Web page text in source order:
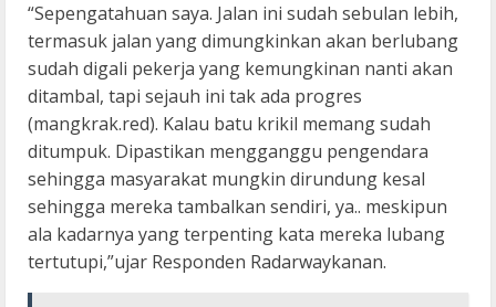
“Sepengatahuan saya. Jalan ini sudah sebulan lebih,
termasuk jalan yang dimungkinkan akan berlubang
sudah digali pekerja yang kemungkinan nanti akan
ditambal, tapi sejauh ini tak ada progres
(mangkrak.red). Kalau batu krikil memang sudah
ditumpuk. Dipastikan mengganggu pengendara
sehingga masyarakat mungkin dirundung kesal
sehingga mereka tambalkan sendiri, ya.. meskipun
ala kadarnya yang terpenting kata mereka lubang
tertutupi,”ujar Responden Radarwaykanan.